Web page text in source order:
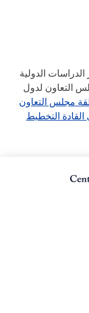
الدولية
التعاون لدول
مجلس التعاون
التخطيط